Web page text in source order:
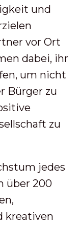
und
vor Ort
dabei, ihr
um nicht
Bürger zu
zu
jedes
über 200
kreativen